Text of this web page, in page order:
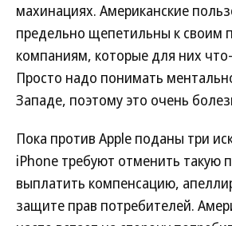
махинациях. Американские
предельно щепетильны к своим
компаниям, которые для них
Просто надо понимать
Западе, поэтому это очень
Пока против Apple поданы три
iPhone требуют отменить такую
выплатить компенсацию,
защите прав потребителей.